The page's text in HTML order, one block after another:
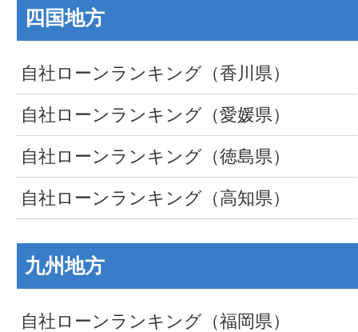
四国地方
自社ローンランキング（香川県）
自社ローンランキング（愛媛県）
自社ローンランキング（徳島県）
自社ローンランキング（高知県）
九州地方
自社ローンランキング（福岡県）